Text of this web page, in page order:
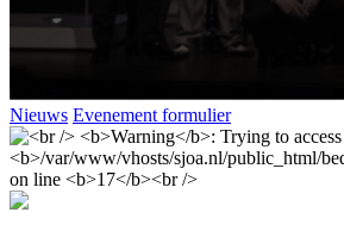
Nieuws Evenement formulier